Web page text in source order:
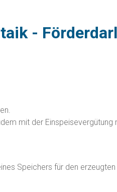
-
mit der Einspeisevergütung
Speichers für den